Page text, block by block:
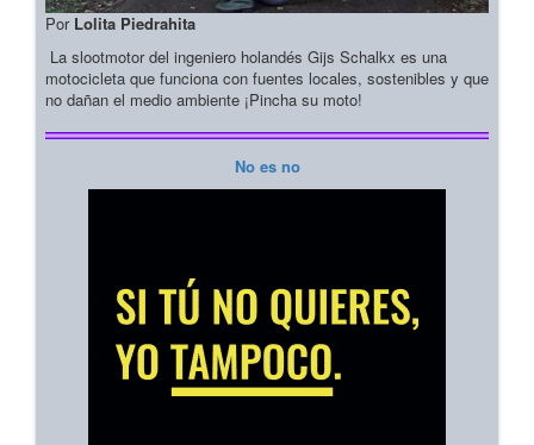
Por Lolita Piedrahita
La slootmotor del ingeniero holandés Gijs Schalkx es una
motocicleta que funciona con fuentes locales, sostenibles y que
no dañan el medio ambiente ¡Pincha su moto!
No es no